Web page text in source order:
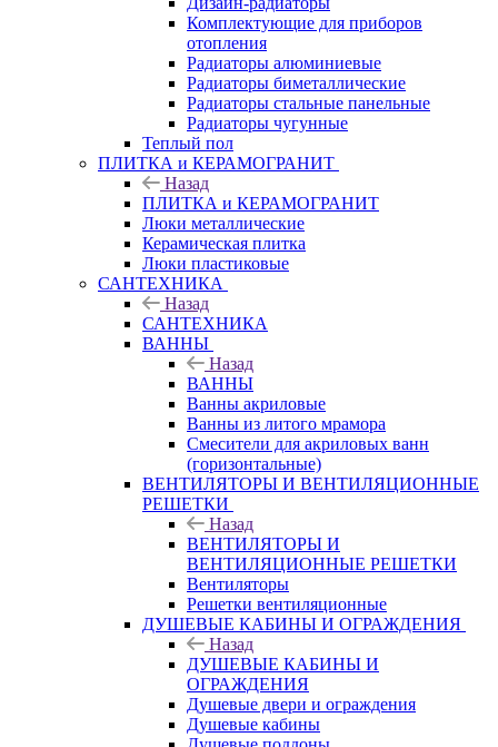
Комплектующие для приборов
отопления
Радиаторы алюминиевые
Радиаторы биметаллические
Радиаторы стальные панельные
Радиаторы чугунные
Теплый пол
ПЛИТКА и КЕРАМОГРАНИТ
Назад
ПЛИТКА и КЕРАМОГРАНИТ
Люки металлические
Керамическая плитка
Люки пластиковые
САНТЕХНИКА
Назад
САНТЕХНИКА
ВАННЫ
Назад
ВАННЫ
Ванны акриловые
Ванны из литого мрамора
Смесители для акриловых ванн
(горизонтальные)
ВЕНТИЛЯТОРЫ И ВЕНТИЛЯЦИОННЫЕ
РЕШЕТКИ
Назад
ВЕНТИЛЯТОРЫ И
ВЕНТИЛЯЦИОННЫЕ РЕШЕТКИ
Вентиляторы
Решетки вентиляционные
ДУШЕВЫЕ КАБИНЫ И ОГРАЖДЕНИЯ
Назад
ДУШЕВЫЕ КАБИНЫ И
ОГРАЖДЕНИЯ
Душевые двери и ограждения
Душевые кабины